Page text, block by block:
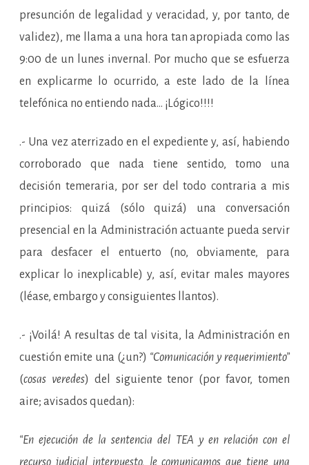
presunción de legalidad y veracidad, y, por tanto, de
validez), me llama a una hora tan apropiada como las
9:00 de un lunes invernal. Por mucho que se esfuerza
en explicarme lo ocurrido, a este lado de la línea
telefónica no entiendo nada… ¡Lógico!!!!
.- Una vez aterrizado en el expediente y, así, habiendo
corroborado que nada tiene sentido, tomo una
decisión temeraria, por ser del todo contraria a mis
principios: quizá (sólo quizá) una conversación
presencial en la Administración actuante pueda servir
para desfacer el entuerto (no, obviamente, para
explicar lo inexplicable) y, así, evitar males mayores
(léase, embargo y consiguientes llantos).
.- ¡Voilá! A resultas de tal visita, la Administración en
cuestión emite una (¿un?) “Comunicación y requerimiento”
(cosas veredes) del siguiente tenor (por favor, tomen
aire; avisados quedan):
“En ejecución de la sentencia del TEA y en relación con el
recurso judicial interpuesto, le comunicamos que tiene una